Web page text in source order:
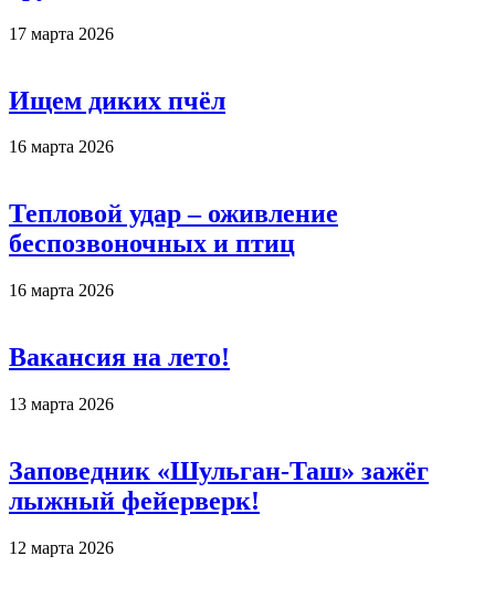
17 марта 2026
Ищем диких пчёл
16 марта 2026
Тепловой удар – оживление
беспозвоночных и птиц
16 марта 2026
Вакансия на лето!
13 марта 2026
Заповедник «Шульган-Таш» зажёг
лыжный фейерверк!
12 марта 2026